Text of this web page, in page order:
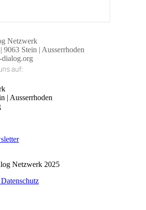
Netzwerk
9063 Stein | Ausserrhoden
auf:
| Ausserrhoden
Netzwerk 2025